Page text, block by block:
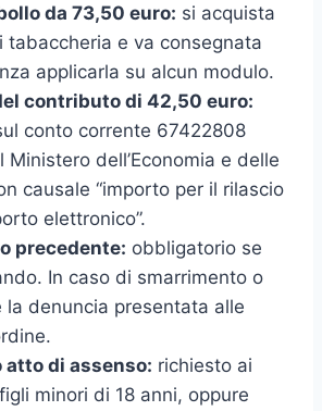
da 73,50 euro: si acquista
tabaccheria e va consegnata
applicarla su alcun modulo.
contributo di 42,50 euro:
conto corrente 67422808
Ministero dell’Economia e delle
causale “importo per il rilascio
elettronico”.
precedente: obbligatorio se
In caso di smarrimento o
la denuncia presentata alle
atto di assenso: richiesto ai
minori di 18 anni, oppure